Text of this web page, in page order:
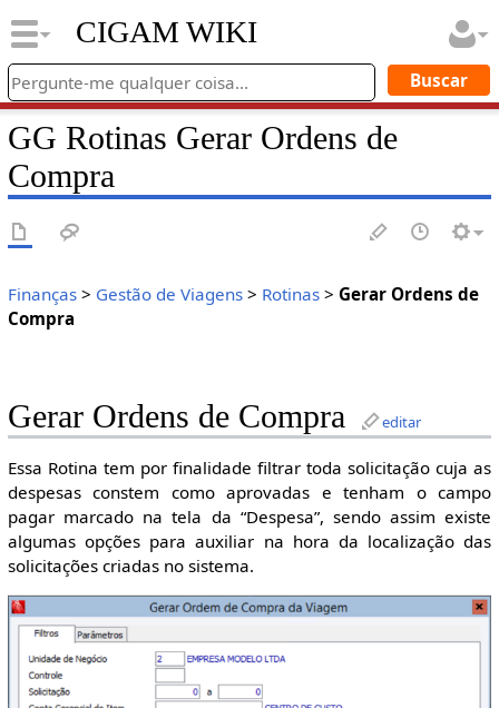
CIGAM WIKI
GG Rotinas Gerar Ordens de
Compra
Finanças> Gestão de Viagens> Rotinas> Gerar Ordens de
Compra
Gerar Ordens de Compra editar
Essa Rotina tem por finalidade filtrar toda solicitação cuja as
despesas constem como aprovadas e tenham o campo
pagar marcado na tela da “Despesa”, sendo assim existe
algumas opções para auxiliar na hora da localização das
solicitações criadas no sistema.